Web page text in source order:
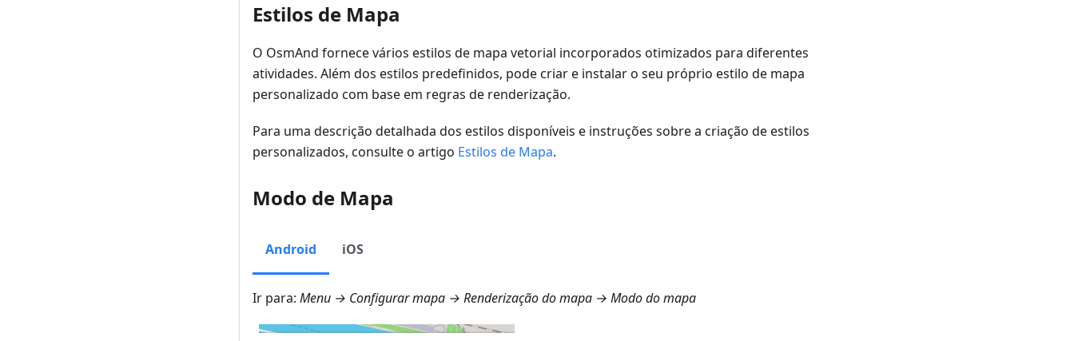
Estilos de Mapa
O OsmAnd fornece vários estilos de mapa vetorial incorporados otimizados para diferentes
atividades. Além dos estilos predefinidos, pode criar e instalar o seu próprio estilo de mapa
personalizado com base em regras de renderização.
Para uma descrição detalhada dos estilos disponíveis e instruções sobre a criação de estilos
personalizados, consulte o artigo Estilos de Mapa.
Modo de Mapa
Android iOS
Ir para: Menu → Configurar mapa → Renderização do mapa → Modo do mapa